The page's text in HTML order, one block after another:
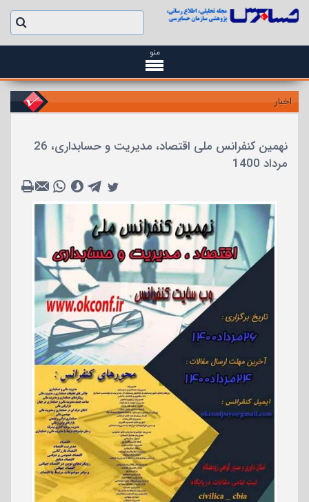
منو
اخبار
نهمین کنفرانس ملی اقتصاد، مدیریت و حسابداری، 26
مرداد 1400